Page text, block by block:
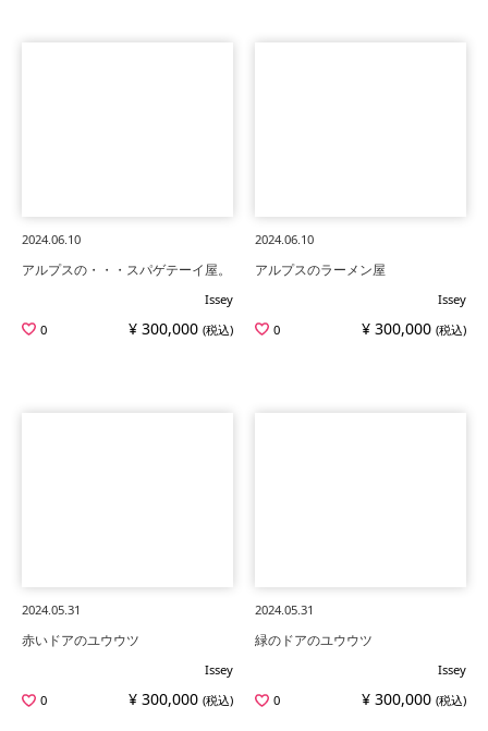
2024.06.10
アルプスの・・・スパゲテーイ屋。
Issey
0
¥ 300,000 (税込)
2024.06.10
アルプスのラーメン屋
Issey
0
¥ 300,000 (税込)
2024.05.31
赤いドアのユウウツ
Issey
0
¥ 300,000 (税込)
2024.05.31
緑のドアのユウウツ
Issey
0
¥ 300,000 (税込)